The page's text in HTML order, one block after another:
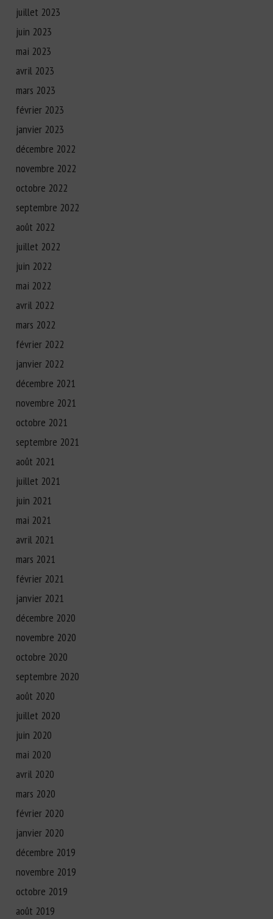
juillet 2023
juin 2023
mai 2023
avril 2023
mars 2023
février 2023
janvier 2023
décembre 2022
novembre 2022
octobre 2022
septembre 2022
août 2022
juillet 2022
juin 2022
mai 2022
avril 2022
mars 2022
février 2022
janvier 2022
décembre 2021
novembre 2021
octobre 2021
septembre 2021
août 2021
juillet 2021
juin 2021
mai 2021
avril 2021
mars 2021
février 2021
janvier 2021
décembre 2020
novembre 2020
octobre 2020
septembre 2020
août 2020
juillet 2020
juin 2020
mai 2020
avril 2020
mars 2020
février 2020
janvier 2020
décembre 2019
novembre 2019
octobre 2019
août 2019